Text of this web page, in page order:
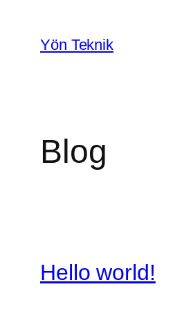
Yön Teknik
Blog
Hello world!